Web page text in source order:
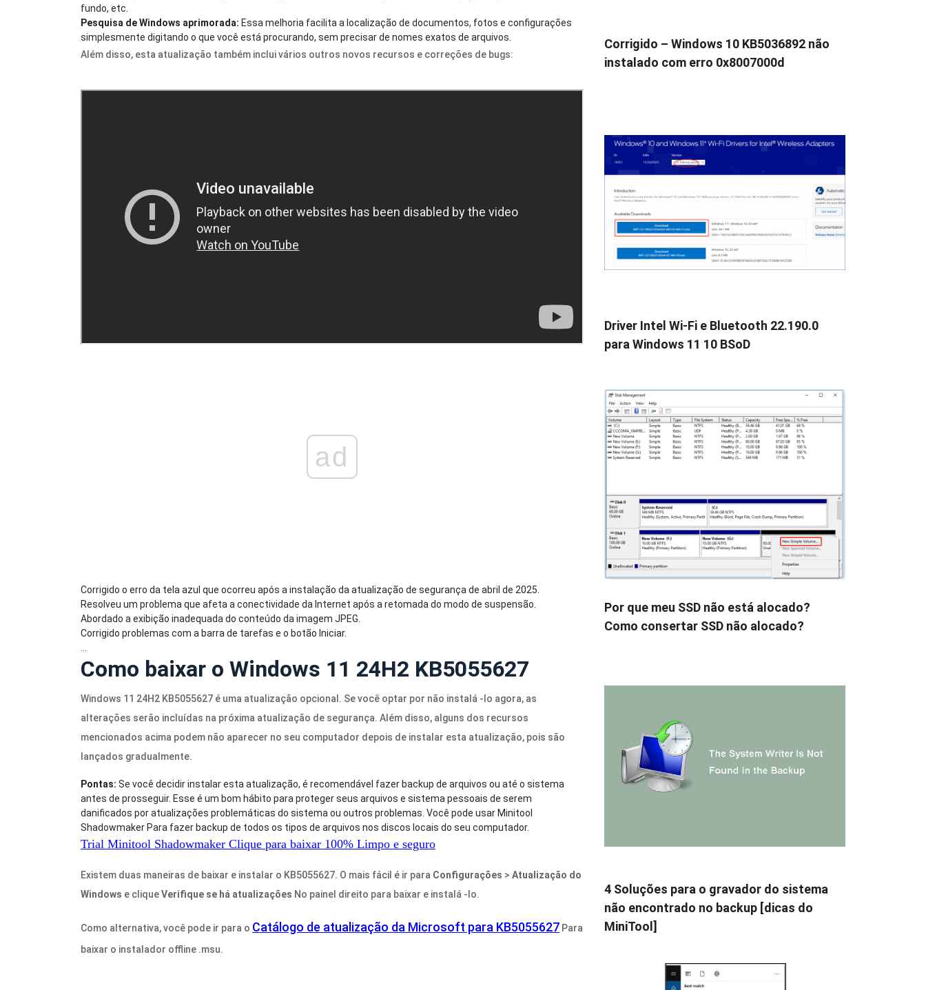
fundo, etc.
Pesquisa de Windows aprimorada: Essa melhoria facilita a localização de documentos, fotos e configurações
simplesmente digitando o que você está procurando, sem precisar de nomes exatos de arquivos.
Além disso, esta atualização também inclui vários outros novos recursos e correções de bugs:
ad
Corrigido o erro da tela azul que ocorreu após a instalação da atualização de segurança de abril de 2025.
Resolveu um problema que afeta a conectividade da Internet após a retomada do modo de suspensão.
Abordado a exibição inadequada do conteúdo da imagem JPEG.
Corrigido problemas com a barra de tarefas e o botão Iniciar.
Como baixar o Windows 11 24H2 KB5055627
Windows 11 24H2 KB5055627 é uma atualização opcional. Se você optar por não instalá -lo agora, as
alterações serão incluídas na próxima atualização de segurança. Além disso, alguns dos recursos
mencionados acima podem não aparecer no seu computador depois de instalar esta atualização, pois são
lançados gradualmente.
Pontas: Se você decidir instalar esta atualização, é recomendável fazer backup de arquivos ou até o sistema
antes de prosseguir. Esse é um bom hábito para proteger seus arquivos e sistema pessoais de serem
danificados por atualizações problemáticas do sistema ou outros problemas. Você pode usar Minitool
Shadowmaker Para fazer backup de todos os tipos de arquivos nos discos locais do seu computador.
Trial Minitool Shadowmaker Clique para baixar 100% Limpo e seguro
Existem duas maneiras de baixar e instalar o KB5055627. O mais fácil é ir para Configurações > Atualização do
Windows e cliqueVerifique se há atualizações No painel direito para baixar e instalá -lo.
Como alternativa, você pode ir para o Catálogo de atualização da Microsoft para KB5055627 Para
baixar o instalador offline .msu.
Corrigido – Windows 10 KB5036892 não
instalado com erro 0x8007000d
Driver Intel Wi-Fi e Bluetooth 22.190.0
para Windows 11 10 BSoD
Por que meu SSD não está alocado?
Como consertar SSD não alocado?
4 Soluções para o gravador do sistema
não encontrado no backup [dicas do
MiniTool]